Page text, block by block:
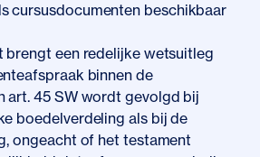
cursusdocumenten beschikbaar
brengt een redelijke wetsuitleg
binnen de
art. 45 SW wordt gevolgd bij
boedelverdeling als bij de
ongeacht of het testament